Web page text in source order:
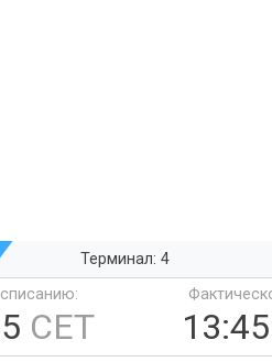
Терминал: 4
CET 13:45